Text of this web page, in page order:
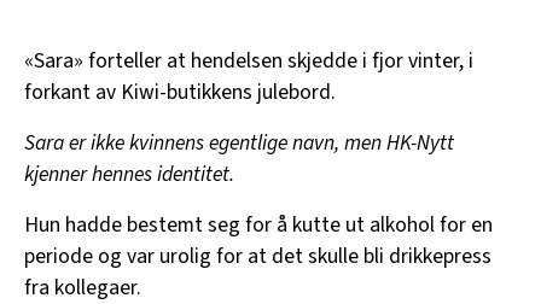
«Sara» forteller at hendelsen skjedde i fjor vinter, i
forkant av Kiwi-butikkens julebord.
Sara er ikke kvinnens egentlige navn, men HK-Nytt
kjenner hennes identitet.
Hun hadde bestemt seg for å kutte ut alkohol for en
periode og var urolig for at det skulle bli drikkepress
fra kollegaer.